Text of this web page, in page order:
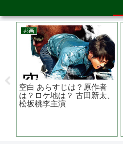
邦画
危険なビーナスの妻夫木聡
が出演 映画 『 渇
き 』 クセのある刑事役